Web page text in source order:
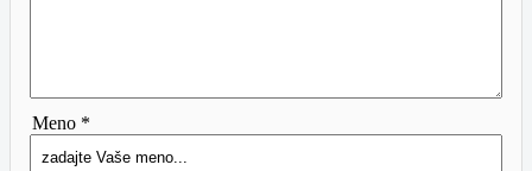
Meno *